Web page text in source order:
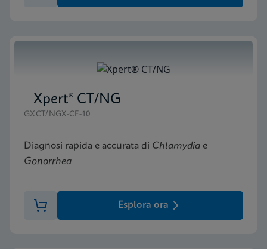
Xpert® CT/NG
GXCT/NGX-CE-10
Diagnosi rapida e accurata di Chlamydia e
Gonorrhea
Esplora ora